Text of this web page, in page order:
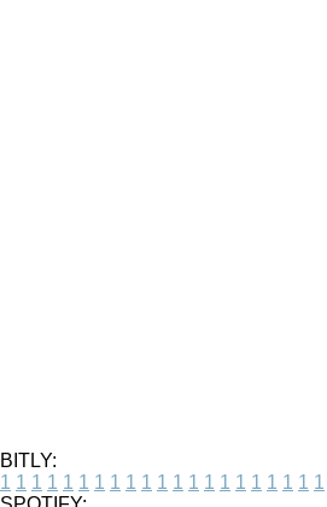
BITLY:
1 1 1 1 1 1 1 1 1 1 1 1 1 1 1 1 1 1 1 1 1